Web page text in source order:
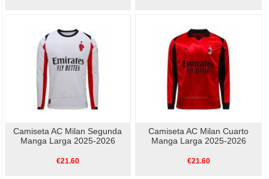
Camiseta AC Milan Segunda
Manga Larga 2025-2026
€21.60
Camiseta AC Milan Cuarto
Manga Larga 2025-2026
€21.60